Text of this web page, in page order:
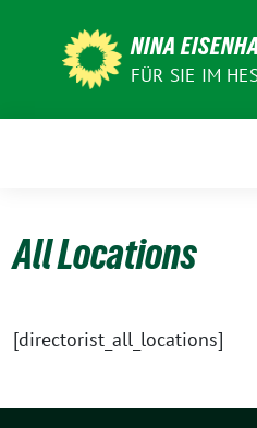
NINA
FÜR SIE IM
All Locations
[directorist_all_locations]